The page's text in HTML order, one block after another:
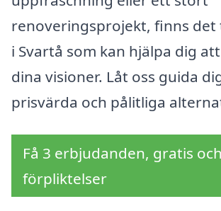
renoveringsprojekt, finns det
i Svartå som kan hjälpa dig
dina visioner. Låt oss guida
prisvärda och pålitliga
Få 3 erbjudanden, gratis
förpliktelser